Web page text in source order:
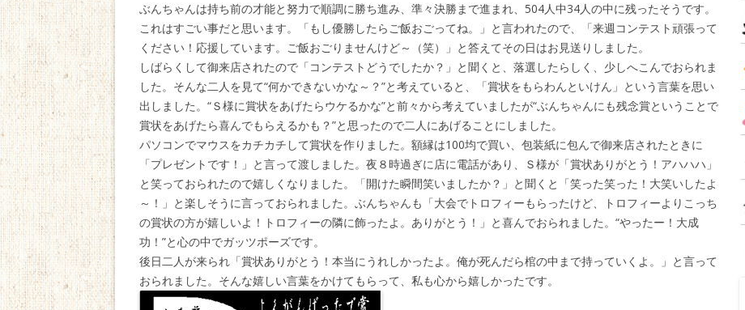
食事処もみじ
藤麻水産
ぶんちゃんは持ち前の才能と努力で順調に勝ち進み、準々決勝まで進まれ、504人中34人の中に残ったそうです。
これはすごい事だと思います。「もし優勝したらご飯おごってね。」と言われたので、「来週コンテスト頑張って
ください！応援しています。ご飯おごりませんけど～（笑）」と答えてその日はお見送りしました。
しばらくして御来店されたので「コンテストどうでしたか？」と聞くと、落選したらしく、少しへこんでおられま
した。そんな二人を見て“何かできないかな～？”と考えていると、「賞状をもらわんといけん」という言葉を思い
出しました。“Ｓ様に賞状をあげたらウケるかな”と前々から考えていましたが“ぶんちゃんにも残念賞ということで
賞状をあげたら喜んでもらえるかも？”と思ったので二人にあげることにしました。
パソコンでマウスをカチカチして賞状を作りました。額縁は100均で買い、包装紙に包んで御来店されたときに
「プレゼントです！」と言って渡しました。夜８時過ぎに店に電話があり、Ｓ様が「賞状ありがとう！アハハハ」
と笑っておられたので嬉しくなりました。「開けた瞬間笑いましたか？」と聞くと「笑った笑った！大笑いしたよ
～！」と楽しそうに言っておられました。ぶんちゃんも「大会でトロフィーもらったけど、トロフィーよりこっち
の賞状の方が嬉しいよ！トロフィーの隣に飾ったよ。ありがとう！」と喜んでおられました。“やったー！大成
功！”と心の中でガッツポーズです。
後日二人が来られ「賞状ありがとう！本当にうれしかったよ。俺が死んだら棺の中まで持っていくよ。」と言って
おられました。そんな嬉しい言葉をかけてもらって、私も心から嬉しかったです。